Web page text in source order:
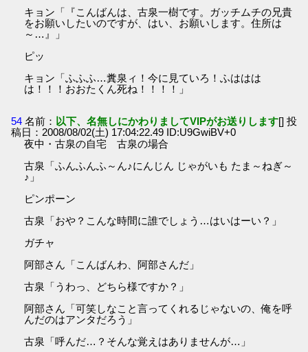
キョン「『こんばんは、古泉一樹です。ガッチムチの兄貴
をお願いしたいのですが、はい、お願いします。住所は
～…』」
ピッ
キョン「ふふふ…糞泉ィ！今に見ていろ！ふははは
は！！！おおたくん死ね！！！！」
54 名前： 以下、名無しにかわりましてVIPがお送りします[] 投
稿日：2008/08/02(土) 17:04:22.49 ID:U9GwiBV+0
夜中・古泉の自宅 古泉の場合
古泉「ふんふんふ～ん♪にんじん じゃがいも たま～ねぎ～
♪」
ピンポーン
古泉「おや？こんな時間に誰でしょう…はいはーい？」
ガチャ
阿部さん「こんばんわ、阿部さんだ」
古泉「うわっ、どちら様ですか？」
阿部さん「可笑しなこと言ってくれるじゃないの、俺を呼
んだのはアンタだろう」
古泉「呼んだ…？そんな覚えはありませんが…」